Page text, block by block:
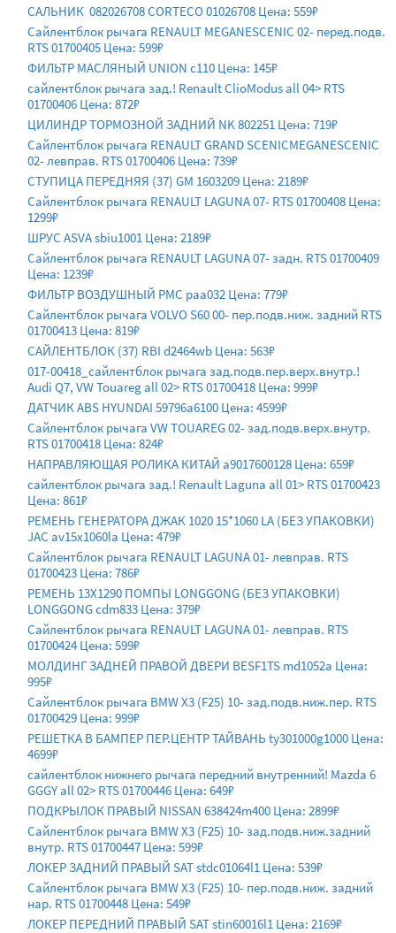
САЛЬНИК 082026708 CORTECO 01026708 Цена: 559₽
Сайлентблок рычага RENAULT MEGANESCENIC 02- перед.подв.
RTS 01700405 Цена: 599₽
ФИЛЬТР МАСЛЯНЫЙ UNION c110 Цена: 145₽
сайлентблок рычага зад.! Renault ClioModus all 04> RTS
01700406 Цена: 872₽
ЦИЛИНДР ТОРМОЗНОЙ ЗАДНИЙ NK 802251 Цена: 719₽
Сайлентблок рычага RENAULT GRAND SCENICMEGANESCENIC
02- левправ. RTS 01700406 Цена: 739₽
СТУПИЦА ПЕРЕДНЯЯ (37) GM 1603209 Цена: 2189₽
Сайлентблок рычага RENAULT LAGUNA 07- RTS 01700408 Цена:
1299₽
ШРУС ASVA sbiu1001 Цена: 2189₽
Сайлентблок рычага RENAULT LAGUNA 07- задн. RTS 01700409
Цена: 1239₽
ФИЛЬТР ВОЗДУШНЫЙ PMC paa032 Цена: 779₽
Сайлентблок рычага VOLVO S60 00- пер.подв.ниж. задний RTS
01700413 Цена: 819₽
САЙЛЕНТБЛОК (37) RBI d2464wb Цена: 563₽
017-00418_сайлентблок рычага зад.подв.пер.верх.внутр.!
Audi Q7, VW Touareg all 02> RTS 01700418 Цена: 999₽
ДАТЧИК ABS HYUNDAI 59796a6100 Цена: 4599₽
Сайлентблок рычага VW TOUAREG 02- зад.подв.верх.внутр.
RTS 01700418 Цена: 824₽
НАПРАВЛЯЮЩАЯ РОЛИКА КИТАЙ a9017600128 Цена: 659₽
сайлентблок рычага зад.! Renault Laguna all 01> RTS 01700423
Цена: 861₽
РЕМЕНЬ ГЕНЕРАТОРА ДЖАК 1020 15*1060 LA (БЕЗ УПАКОВКИ)
JAC av15x1060la Цена: 479₽
Сайлентблок рычага RENAULT LAGUNA 01- левправ. RTS
01700423 Цена: 786₽
РЕМЕНЬ 13Х1290 ПОМПЫ LONGGONG (БЕЗ УПАКОВКИ)
LONGGONG cdm833 Цена: 379₽
Сайлентблок рычага RENAULT LAGUNA 01- левправ. RTS
01700424 Цена: 599₽
МОЛДИНГ ЗАДНЕЙ ПРАВОЙ ДВЕРИ BESF1TS md1052a Цена:
995₽
Сайлентблок рычага BMW X3 (F25) 10- зад.подв.ниж.пер. RTS
01700429 Цена: 999₽
РЕШЕТКА В БАМПЕР ПЕР.ЦЕНТР ТАЙВАНЬ ty301000g1000 Цена:
4699₽
сайлентблок нижнего рычага передний внутренний! Mazda 6
GGGY all 02> RTS 01700446 Цена: 649₽
ПОДКРЫЛОК ПРАВЫЙ NISSAN 638424m400 Цена: 2899₽
Сайлентблок рычага BMW X3 (F25) 10- зад.подв.ниж.задний
внутр. RTS 01700447 Цена: 599₽
ЛОКЕР ЗАДНИЙ ПРАВЫЙ SAT stdc01064l1 Цена: 539₽
Сайлентблок рычага BMW X3 (F25) 10- пер.подв.ниж. задний
нар. RTS 01700448 Цена: 549₽
ЛОКЕР ПЕРЕДНИЙ ПРАВЫЙ SAT stin60016l1 Цена: 2169₽